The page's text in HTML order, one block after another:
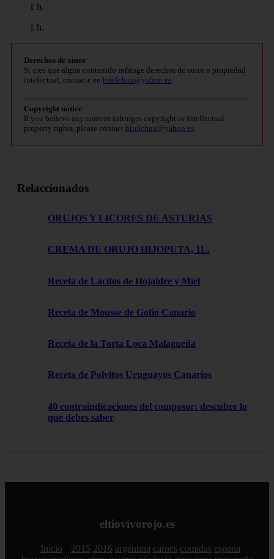
1 h.
1 h.
Derechos de autor
Si cree que algún contenido infringe derechos de autor o propiedad
intelectual, contacte en bitelchux@yahoo.es
Copyright notice
If you believe any content infringes copyright or intellectual
property rights, please contact bitelchux@yahoo.es
Relaccionados
ORUJOS Y LICORES DE ASTURIAS
CREMA DE ORUJO HIJOPUTA, 1L.
Receta de Lacitos de Hojaldre y Miel
Receta de Mousse de Gofio Canario
Receta de la Torta Loca Malagueña
Receta de Polvitos Uruguayos Canarios
40 contraindicaciones del composor: descubre lo
que debes saber
eltiovivorojo.es
Inicio 2015 2016 argentina carnes comidas espana